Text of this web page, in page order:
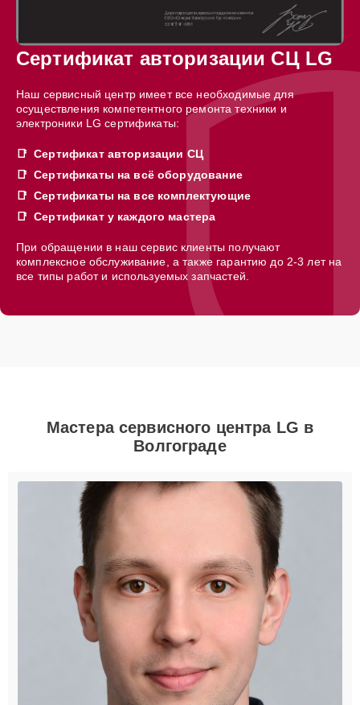
Сертификат авторизации СЦ LG
Наш сервисный центр имеет все необходимые для
осуществления компетентного ремонта техники и
электроники LG сертификаты:
Сертификат авторизации СЦ
Сертификаты на всё оборудование
Сертификаты на все комплектующие
Сертификат у каждого мастера
При обращении в наш сервис клиенты получают
комплексное обслуживание, а также гарантию до 2-3 лет на
все типы работ и используемых запчастей.
Мастера сервисного центра LG в
Волгограде